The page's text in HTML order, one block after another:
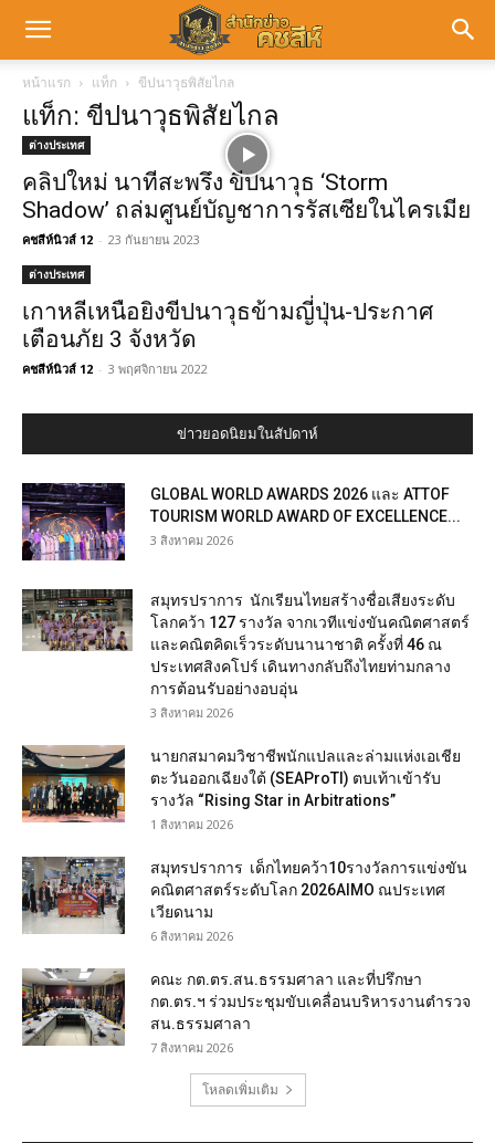
หน้าแรก แท็ก ขีปนาวุธพิสัยไกล
แท็ก: ขีปนาวุธพิสัยไกล
ต่างประเทศ
คลิปใหม่ นาทีสะพรึง ขีปนาวุธ ‘Storm
Shadow’ ถล่มศูนย์บัญชาการรัสเซียในไครเมีย
คชสีห์นิวส์ 12 - 23 กันยายน 2023
ต่างประเทศ
เกาหลีเหนือยิงขีปนาวุธข้ามญี่ปุ่น-ประกาศ
เตือนภัย 3 จังหวัด
คชสีห์นิวส์ 12 - 3 พฤศจิกายน 2022
ข่าวยอดนิยมในสัปดาห์
GLOBAL WORLD AWARDS 2026 และ ATTOF
TOURISM WORLD AWARD OF EXCELLENCE...
3 สิงหาคม 2026
สมุทรปราการ นักเรียนไทยสร้างชื่อเสียงระดับ
โลกคว้า 127 รางวัล จากเวทีแข่งขันคณิตศาสตร์
และคณิตคิดเร็วระดับนานาชาติ ครั้งที่ 46 ณ
ประเทศสิงคโปร์ เดินทางกลับถึงไทยท่ามกลาง
การต้อนรับอย่างอบอุ่น
3 สิงหาคม 2026
นายกสมาคมวิชาชีพนักแปลและล่ามแห่งเอเชีย
ตะวันออกเฉียงใต้ (SEAProTI) ตบเท้าเข้ารับ
รางวัล “Rising Star in Arbitrations”
1 สิงหาคม 2026
สมุทรปราการ เด็กไทยคว้า10รางวัลการแข่งขัน
คณิตศาสตร์ระดับโลก 2026AIMO ณประเทศ
เวียดนาม
6 สิงหาคม 2026
คณะ กต.ตร.สน.ธรรมศาลา และที่ปรึกษา
กต.ตร.ฯ ร่วมประชุมขับเคลื่อนบริหารงานตำรวจ
สน.ธรรมศาลา
7 สิงหาคม 2026
โหลดเพิ่มเติม